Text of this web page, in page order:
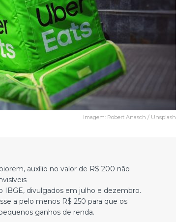
Imagem: Robert Anasch / Unsplash
auxílio no valor de R$ 200 não
IBGE, divulgados em julho e dezembro.
a pelo menos R$ 250 para que os
ganhos de renda.